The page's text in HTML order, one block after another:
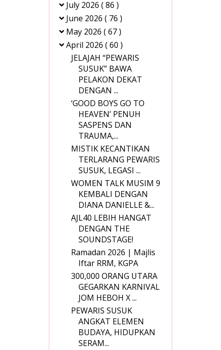
July 2026 ( 86 )
June 2026 ( 76 )
May 2026 ( 67 )
April 2026 ( 60 )
JELAJAH “PEWARIS
SUSUK” BAWA
PELAKON DEKAT
DENGAN ...
‘GOOD BOYS GO TO
HEAVEN’ PENUH
SASPENS DAN
TRAUMA,...
MISTIK KECANTIKAN
TERLARANG PEWARIS
SUSUK, LEGASI ...
WOMEN TALK MUSIM 9
KEMBALI DENGAN
DIANA DANIELLE &...
AJL40 LEBIH HANGAT
DENGAN THE
SOUNDSTAGE!
Ramadan 2026 | Majlis
Iftar RRM, KGPA
300,000 ORANG UTARA
GEGARKAN KARNIVAL
JOM HEBOH X ...
PEWARIS SUSUK
ANGKAT ELEMEN
BUDAYA, HIDUPKAN
SERAM...